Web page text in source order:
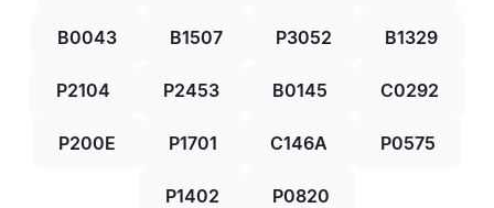
B0043 B1507 P3052 B1329
P2104 P2453 B0145 C0292
P200E P1701 C146A P0575
P1402 P0820